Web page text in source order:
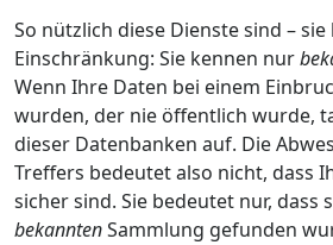
So nützlich diese Dienste sind –
Einschränkung: Sie kennen nur
Wenn Ihre Daten bei einem
wurden, der nie öffentlich wurde,
dieser Datenbanken auf. Die
Treffers bedeutet also nicht, dass
sicher sind. Sie bedeutet nur, dass
bekanntenSammlung gefunden